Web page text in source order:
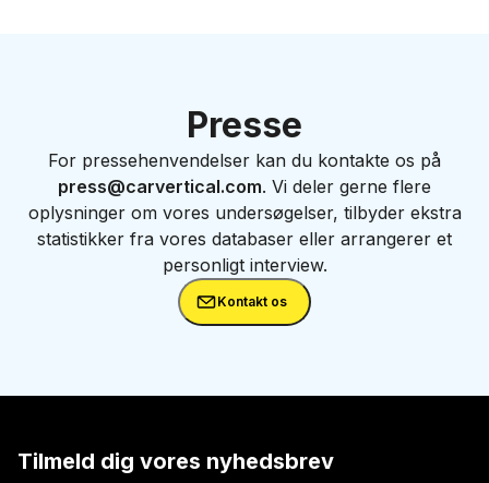
Presse
For pressehenvendelser kan du kontakte os på
press@carvertical.com. Vi deler gerne flere
oplysninger om vores undersøgelser, tilbyder ekstra
statistikker fra vores databaser eller arrangerer et
personligt interview.
Kontakt os
Tilmeld dig vores nyhedsbrev